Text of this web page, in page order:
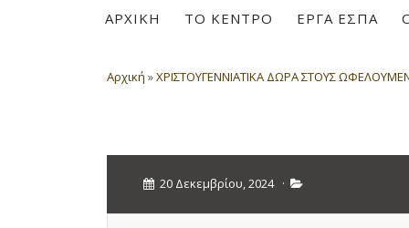
ΑΡΧΙΚΗ ΤΟ ΚΕΝΤΡΟ ΕΡΓΑ ΕΣΠΑ
Αρχική »ΧΡΙΣΤΟΥΓΕΝΝΙΑΤΙΚΑ ΔΩΡΑ ΣΤΟΥΣ
20 Δεκεμβρίου, 2024 ·